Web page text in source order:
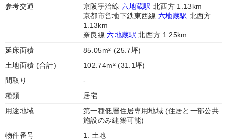
参考交通
京阪宇治線六地蔵駅 北西方 1.13km
京都市営地下鉄東西線 六地蔵駅 北西方
1.13km
奈良線六地蔵駅 北西方 1.25km
延床面積
85.05m² (25.7坪)
土地面積 (合計)
102.74m² (31.1坪)
間取り
-
種類
居宅
用途地域
第一種低層住居専用地域 (住居と一部公共
施設のみ建築可能)
物件番号
1. 土地